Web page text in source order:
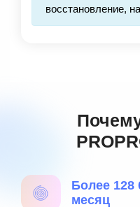
восстановление,
Более 128
месяц